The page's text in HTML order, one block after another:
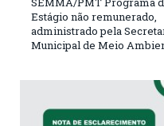
Estágio não remunerado,
administrado pela
Municipal de Meio